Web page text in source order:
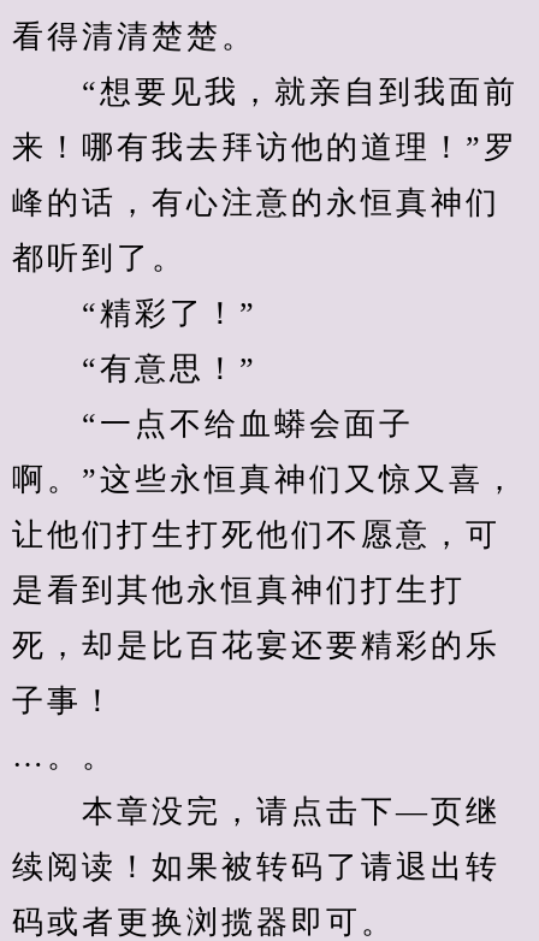
看得清清楚楚。
“想要见我，就亲自到我面前
来！哪有我去拜访他的道理！”罗
峰的话，有心注意的永恒真神们
都听到了。
“精彩了！”
“有意思！”
“一点不给血蟒会面子
啊。”这些永恒真神们又惊又喜，
让他们打生打死他们不愿意，可
是看到其他永恒真神们打生打
死，却是比百花宴还要精彩的乐
子事！
…。。
本章没完，请点击下—页继
续阅读！如果被转码了请退出转
码或者更换浏揽器即可。